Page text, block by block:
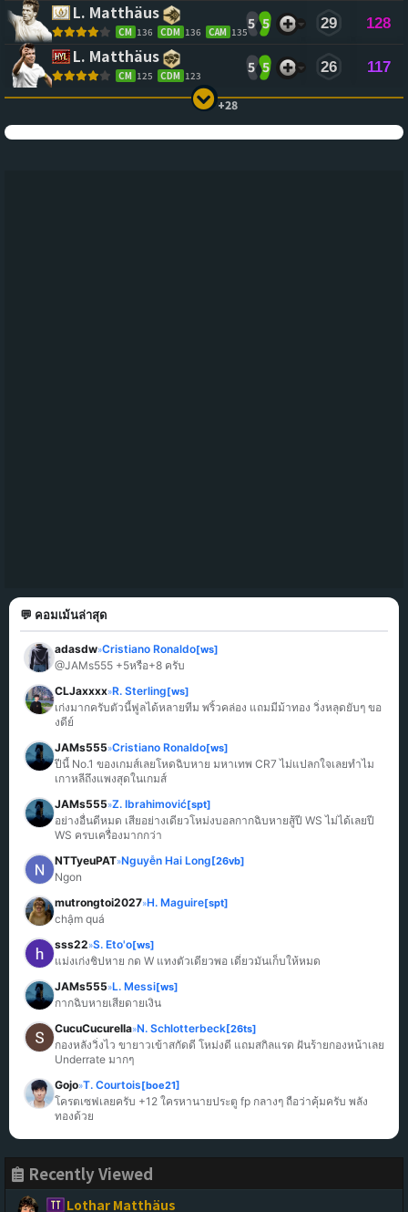
L. Matthäus
CM 136 CDM 136 CAM 135
5 5 29 128
L. Matthäus
CM 125 CDM 123
5 5 26 117
+28
💬 คอมเม้นล่าสุด
adasdw»Cristiano Ronaldo[ws]
@JAMs555 +5หรือ+8 ครับ
CLJaxxxx»R. Sterling[ws]
เก่งมากครับตัวนี้ฟูลได้หลายทีม พริ้วคล่อง แถมมีม้าทอง วิ่งหลุดยับๆ ขอ
งดีย์
JAMs555»Cristiano Ronaldo[ws]
ปีนี้ No.1 ของเกมส์เลยโหดฉิบหาย มหาเทพ CR7 ไม่แปลกใจเลยทำไม
เกาหลีถึงแพงสุดในเกมส์
JAMs555»Z. Ibrahimović[spt]
อย่างอื่นดีหมด เสียอย่างเดียวโหม่งบอลกากฉิบหายสู้ปี WS ไม่ได้เลยปี
WS ครบเครื่องมากกว่า
NTTyeuPAT»Nguyễn Hai Long[26vb]
Ngon
mutrongtoi2027»H. Maguire[spt]
chậm quá
sss22»S. Eto'o[ws]
แม่งเก่งชิปหาย กด W แทงตัวเดียวพอ เดี๋ยวมันเก็บให้หมด
JAMs555»L. Messi[ws]
กากฉิบหายเสียดายเงิน
CucuCucurella»N. Schlotterbeck[26ts]
กองหลังวิ่งไว ขายาวเข้าสกัดดี โหม่งดี แถมสกิลแรด ฝันร้ายกองหน้าเลย
Underrate มากๆ
Gojo»T. Courtois[boe21]
โครตเซฟเลยครับ +12 ใครหานายประตู fp กลางๆ ถือว่าคุ้มครับ พลัง
ทองด้วย
Recently Viewed
Lothar Matthäus